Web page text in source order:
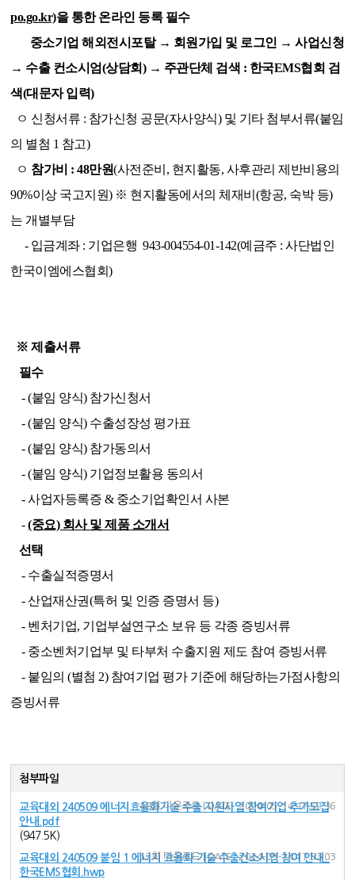
po.go.kr)을 통한 온라인 등록 필수
중소기업 해외전시포탈 → 회원가입 및 로그인 → 사업신청
→ 수출 컨소시엄(상담회) → 주관단체 검색 : 한국EMS협회 검
색(대문자 입력)
ㅇ 신청서류 : 참가신청 공문(자사양식) 및 기타 첨부서류(붙임
의 별첨 1 참고)
ㅇ 참가비 : 48만원(사전준비, 현지활동, 사후관리 제반비용의
90%이상 국고지원) ※ 현지활동에서의 체재비(항공, 숙박 등)
는 개별부담
- 입금계좌 : 기업은행 943-004554-01-142(예금주 : 사단법인
한국이엠에스협회)
※ 제출서류
필수
- (붙임 양식) 참가신청서
- (붙임 양식) 수출성장성 평가표
- (붙임 양식) 참가동의서
- (붙임 양식)기 업정보활용 동의서
- 사업자등록증 & 중소기업확인서 사본
-(중요) 회사 및 제품 소개서
선택
- 수출실적증명서
- 산업재산권(특허 및 인증 증명서 등)
- 벤처기업, 기업부설연구소 보유 등 각종 증빙서류
- 중소벤처기업부 및 타부처 수출지원 제도 참여 증빙서류
- 붙임의 (별첨 2) 참여기업 평가 기준에 해당하는가점사항의
증빙서류
첨부파일
교육대외 240509 에너지효율화기술 수출 지원사업 참여기업 추가모집
안내.pdf
(947.5K)
48회 다운로드 | DATE : 2024-05-14 17:52:36
교육대외 240509 붙임 1 에너지 효율화 기술 수출컨소시엄 참여 안내_
한국EMS협회.hwp
52회 다운로드 | DATE : 2024-05-14 17:53:03